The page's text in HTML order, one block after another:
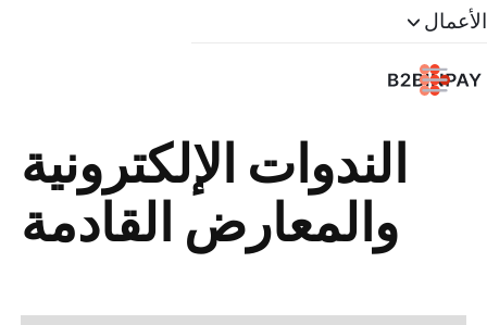
الأعمال
الندوات الإلكترونية
والمعارض القادمة